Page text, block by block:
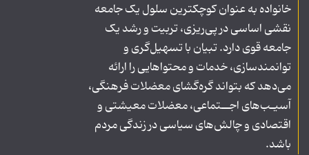
خانواده به عنوان کوچکترین سلول یک جامعه
نقشی اساسی در پی‌ریزی، تربیت و رشد یک
جامعه قوی دارد. تبیان با تسهیل‌گری و
توانمندسازی، خدمات و محتواهایی را ارائه
می‌دهد که بتواند گره‌گشای معضلات فرهنگی،
آسیـب‌های اجــتماعی، معضلات معیشتی و
اقتصادی و چالش‌های سیاسی در زندگی مردم
باشد.